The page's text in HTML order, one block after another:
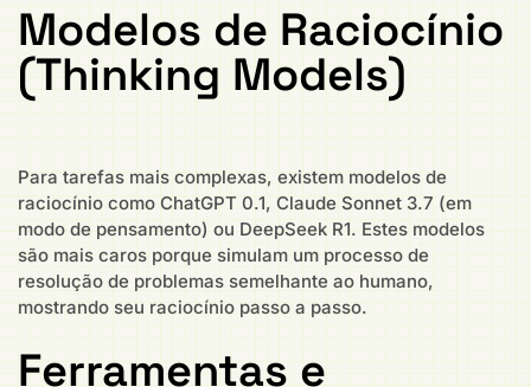
Modelos de Raciocínio
(Thinking Models)
Para tarefas mais complexas, existem modelos de
raciocínio como ChatGPT 0.1, Claude Sonnet 3.7 (em
modo de pensamento) ou DeepSeek R1. Estes modelos
são mais caros porque simulam um processo de
resolução de problemas semelhante ao humano,
mostrando seu raciocínio passo a passo.
Ferramentas e